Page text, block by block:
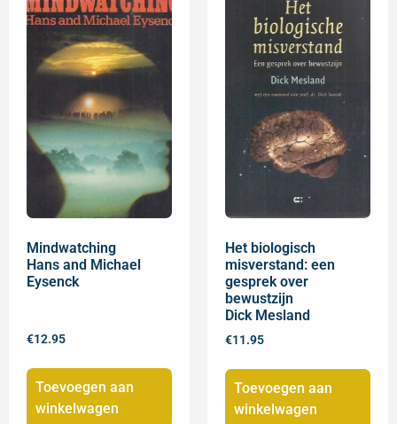
Mindwatching
Hans and Michael
Eysenck
€12.95
Toevoegen aan
winkelwagen
Het biologisch
misverstand: een
gesprek over
bewustzijn
Dick Mesland
€11.95
Toevoegen aan
winkelwagen